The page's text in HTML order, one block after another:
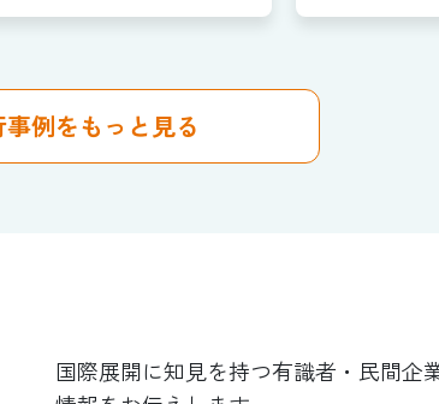
事例をもっと見る
国際展開に知見を持つ有識者・民間企